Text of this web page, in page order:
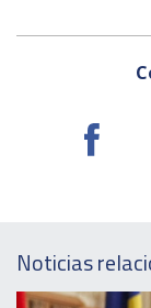
Noticias